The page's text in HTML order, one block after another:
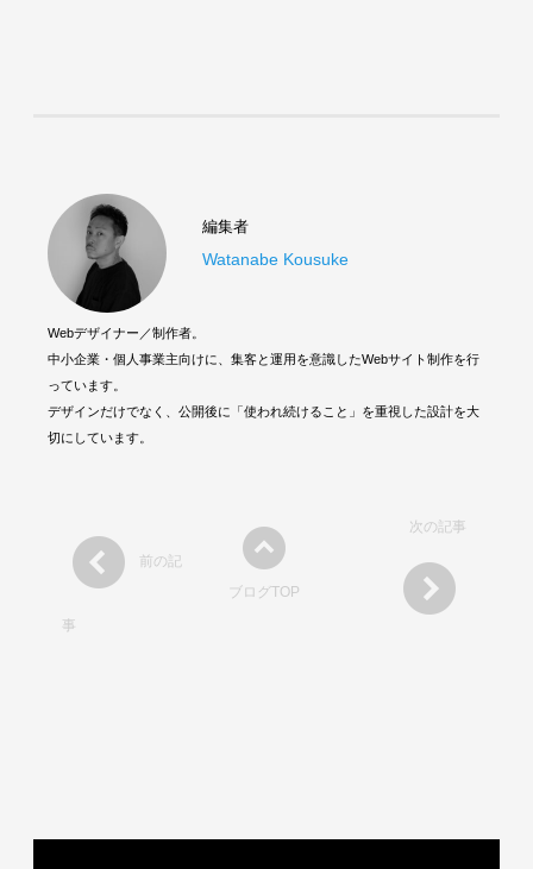
編集者
Watanabe Kousuke
Webデザイナー／制作者。
中小企業・個人事業主向けに、集客と運用を意識したWebサイト制作を行
っています。
デザインだけでなく、公開後に「使われ続けること」を重視した設計を大
切にしています。
前の記
事
ブログTOP
次の記事